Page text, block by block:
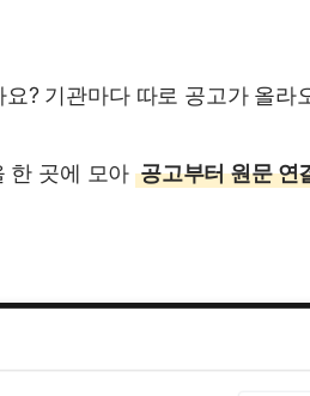
? 기관마다 따로 공고가 올라
한 곳에 모아 공고부터 원문 연